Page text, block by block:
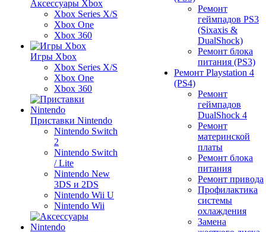
Аксессуары Xbox
Xbox Series X/S
Xbox One
Xbox 360
Игры Xbox
Xbox Series X/S
Xbox One
Xbox 360
Приставки Nintendo
Nintendo Switch
2
Nintendo Switch
/ Lite
Nintendo New
3DS и 2DS
Nintendo Wii U
Nintendo Wii
Ремонт
геймпадов PS3
(Sixaxis &
DualShock)
Ремонт блока
питания (PS3)
Ремонт Playstation 4
(PS4)
Ремонт
геймпадов
DualShock 4
Ремонт
материнской
платы
Ремонт блока
питания
Ремонт привода
Профилактика
системы
охлаждения
Замена